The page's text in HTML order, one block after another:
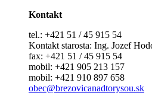
Kontakt
tel.: +421 51 / 45 915 54
Kontakt starosta: Ing. Jozef
fax: +421 51 / 45 915 54
mobil: +421 905 213 157
mobil: +421 910 897 658
obec@brezovicanadtorysou.sk